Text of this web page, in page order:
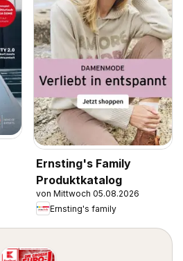
Ernsting's Family
Produktkatalog
von Mittwoch 05.08.2026
Ernsting's family